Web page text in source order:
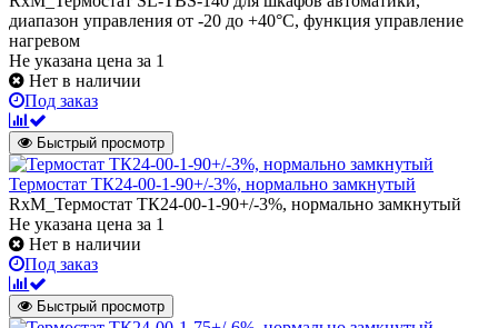
диапазон управления от -20 до +40°С, функция управление
нагревом
Не указана цена за 1
Нет в наличии
Под заказ
Быстрый просмотр
Термостат ТК24-00-1-90+/-3%, нормально замкнутый
RxM_Термостат ТК24-00-1-90+/-3%, нормально замкнутый
Не указана цена за 1
Нет в наличии
Под заказ
Быстрый просмотр